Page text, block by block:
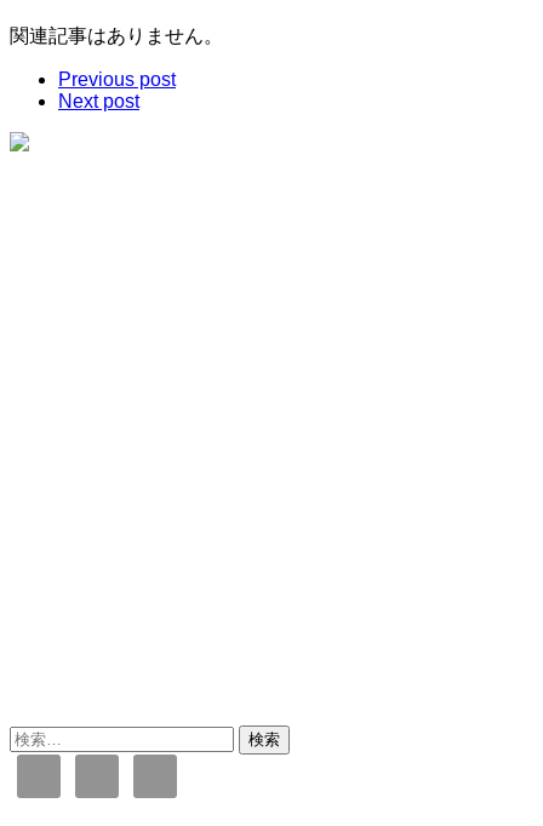
関連記事はありません。
Previous post
Next post
検
索: